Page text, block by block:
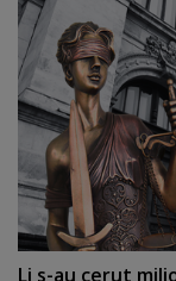
Li s-au cerut